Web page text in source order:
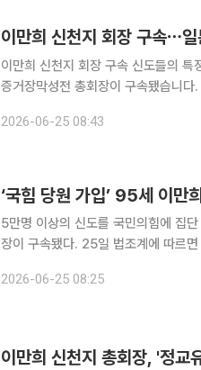
이만희 신천지 회장 구속⋯
이만희 신천지 회장 구속 신도들의 특정 정당 집단 가입을 지시한 혐의를 받는 이만희 신천지예수교
증거장막성전 총회장이 구속됐습니
다. 검·경 합동수사본부가 1월 정교유
2026-06-25 08:43
‘국힘 당원 가입’ 95세 이만
5만명 이상의 신도를 국민의힘에 집
장이 구속됐다. 25일 법조계에 따르면 서울중앙지법 김진만 영장전담 부장판사는 24일 정당법 위
부했다. 이 총회장이 90대 고령이
2026-06-25 08:25
이만희 신천지 총회장, '정